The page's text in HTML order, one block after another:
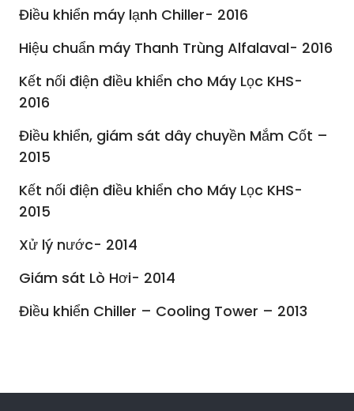
Điều khiển máy lạnh Chiller- 2016
Hiệu chuẩn máy Thanh Trùng Alfalaval- 2016
Kết nối điện điều khiển cho Máy Lọc KHS-
2016
Điều khiển, giám sát dây chuyền Mắm Cốt –
2015
Kết nối điện điều khiển cho Máy Lọc KHS-
2015
Xử lý nước- 2014
Giám sát Lò Hơi- 2014
Điều khiển Chiller – Cooling Tower – 2013